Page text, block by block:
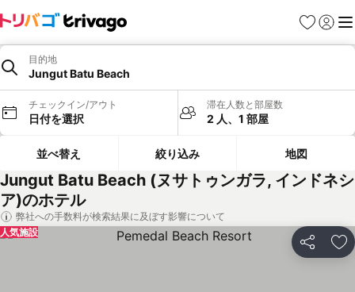
お気に入り
ログイ
メ
目的地
Jungut Batu Beach
チェックイン/アウト
日付を選択
滞在人数と部屋数
2 人、1 部屋
並べ替え 絞り込み 地図
Jungut Batu Beach (ヌサトゥンガラ, インドネシ
ア)のホテル
弊社への手数料が検索結果に及ぼす影響について
シェア お
人気施設